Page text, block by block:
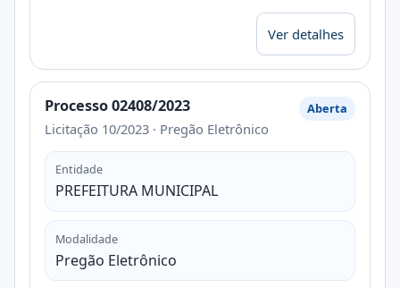
Ver detalhes
Processo 02408/2023
Licitação 10/2023 · Pregão Eletrônico
Aberta
Entidade
PREFEITURA MUNICIPAL
Modalidade
Pregão Eletrônico